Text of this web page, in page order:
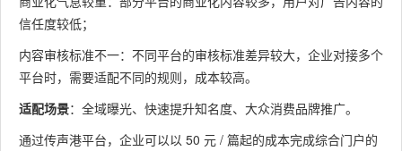
信任度较低；
内容审核标准不一：不同平台的审核标准差异较大，企业对接多个
平台时，需要适配不同的规则，成本较高。
适配场景：全域曝光、快速提升知名度、大众消费品牌推广。
通过传声港平台，企业可以以 50 元 / 篇起的成本完成综合门户的